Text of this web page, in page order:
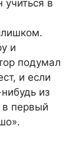
в
и
подумал
и если
из
в первый